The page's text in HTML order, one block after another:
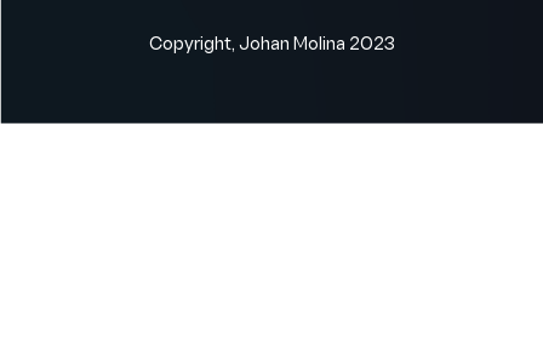
Copyright, Johan Molina 2023